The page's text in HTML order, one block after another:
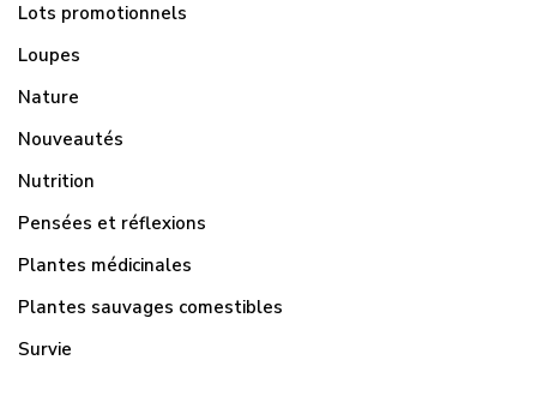
Lots promotionnels
Loupes
Nature
Nouveautés
Nutrition
Pensées et réflexions
Plantes médicinales
Plantes sauvages comestibles
Survie